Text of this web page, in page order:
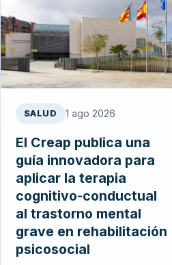
SALUD 1 ago 2026
El Creap publica una
guía innovadora para
aplicar la terapia
cognitivo-conductual
al trastorno mental
grave en rehabilitación
psicosocial